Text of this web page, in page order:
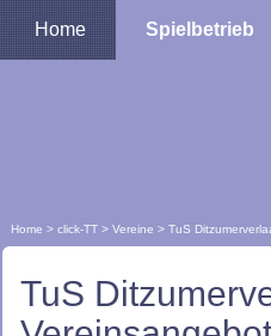
Home Spielbetrieb
Home > click-TT > Vereine > TuS
TuS